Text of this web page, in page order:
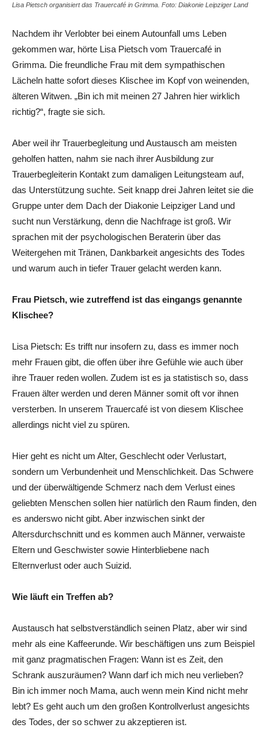
Lisa Pietsch organisiert das Trauercafé in Grimma. Foto: Diakonie Leipziger Land
Nachdem ihr Verlobter bei einem Autounfall ums Leben
gekommen war, hörte Lisa Pietsch vom Trauercafé in
Grimma. Die freundliche Frau mit dem sympathischen
Lächeln hatte sofort dieses Klischee im Kopf von weinenden,
älteren Witwen. „Bin ich mit meinen 27 Jahren hier wirklich
richtig?“, fragte sie sich.
Aber weil ihr Trauerbegleitung und Austausch am meisten
geholfen hatten, nahm sie nach ihrer Ausbildung zur
Trauerbegleiterin Kontakt zum damaligen Leitungsteam auf,
das Unterstützung suchte. Seit knapp drei Jahren leitet sie die
Gruppe unter dem Dach der Diakonie Leipziger Land und
sucht nun Verstärkung, denn die Nachfrage ist groß. Wir
sprachen mit der psychologischen Beraterin über das
Weitergehen mit Tränen, Dankbarkeit angesichts des Todes
und warum auch in tiefer Trauer gelacht werden kann.
Frau Pietsch, wie zutreffend ist das eingangs genannte
Klischee?
Lisa Pietsch: Es trifft nur insofern zu, dass es immer noch
mehr Frauen gibt, die offen über ihre Gefühle wie auch über
ihre Trauer reden wollen. Zudem ist es ja statistisch so, dass
Frauen älter werden und deren Männer somit oft vor ihnen
versterben. In unserem Trauercafé ist von diesem Klischee
allerdings nicht viel zu spüren.
Hier geht es nicht um Alter, Geschlecht oder Verlustart,
sondern um Verbundenheit und Menschlichkeit. Das Schwere
und der überwältigende Schmerz nach dem Verlust eines
geliebten Menschen sollen hier natürlich den Raum finden, den
es anderswo nicht gibt. Aber inzwischen sinkt der
Altersdurchschnitt und es kommen auch Männer, verwaiste
Eltern und Geschwister sowie Hinterbliebene nach
Elternverlust oder auch Suizid.
Wie läuft ein Treffen ab?
Austausch hat selbstverständlich seinen Platz, aber wir sind
mehr als eine Kaffeerunde. Wir beschäftigen uns zum Beispiel
mit ganz pragmatischen Fragen: Wann ist es Zeit, den
Schrank auszuräumen? Wann darf ich mich neu verlieben?
Bin ich immer noch Mama, auch wenn mein Kind nicht mehr
lebt? Es geht auch um den großen Kontrollverlust angesichts
des Todes, der so schwer zu akzeptieren ist.